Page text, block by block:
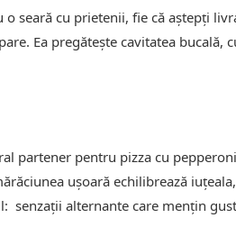
seară cu prietenii, fie că aștepți
Ea pregătește cavitatea bucală,
partener pentru pizza cu
ușoară echilibrează
senzații alternante care mențin